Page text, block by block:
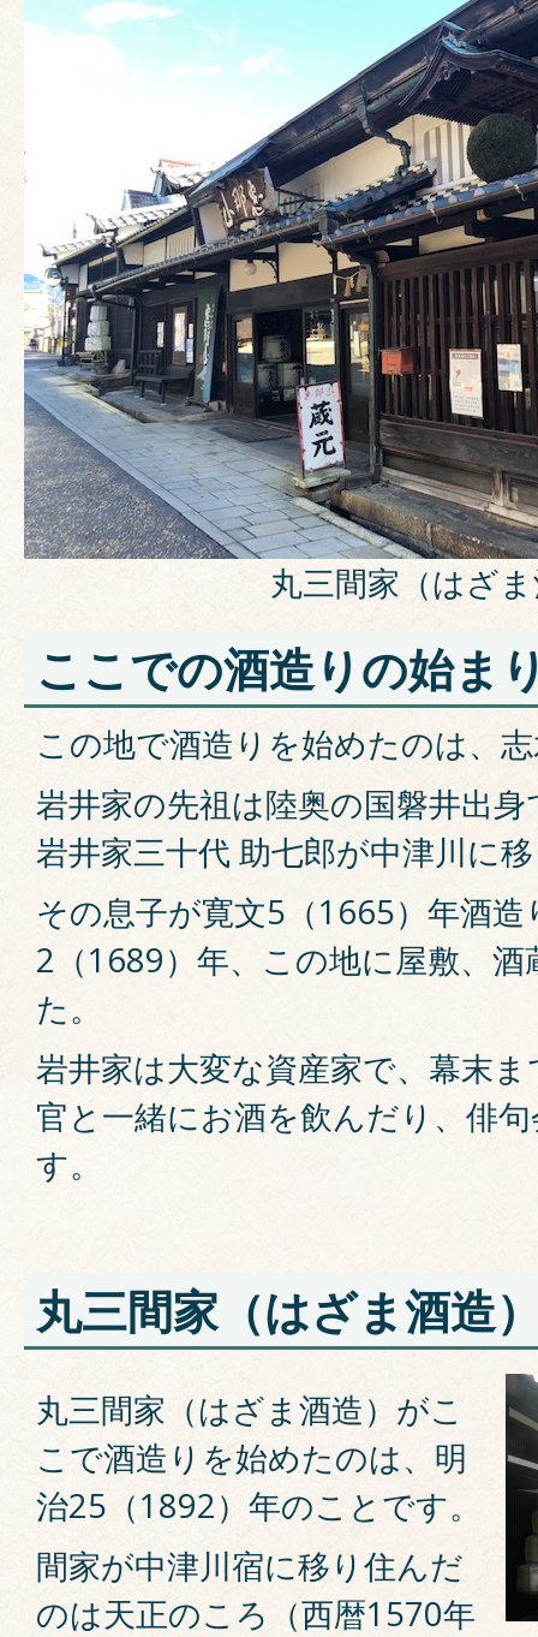
丸三間家（はざ
ここでの酒造りの始ま
この地で酒造りを始めたのは、
岩井家の先祖は陸奥の国磐井出
岩井家三十代 助七郎が中津川に
その息子が寛文5（1665）年酒
2（1689）年、この地に屋敷、
た。
岩井家は大変な資産家で、幕末
官と一緒にお酒を飲んだり、俳
す。
丸三間家（はざま酒造
丸三間家（はざま酒造）がこ
こで酒造りを始めたのは、明
治25（1892）年のことです。
間家が中津川宿に移り住んだ
のは天正のころ（西暦1570年